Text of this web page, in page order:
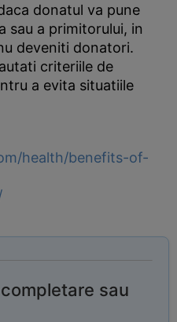
donatul va pune
sau a primitorului, in
deveniti donatori.
criteriile de
a evita situatiile
health/benefits-of-
sau